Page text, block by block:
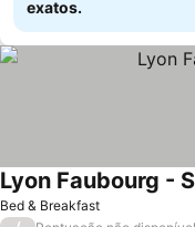
exatos.
Bed & Breakfast
Lyon Faubourg -